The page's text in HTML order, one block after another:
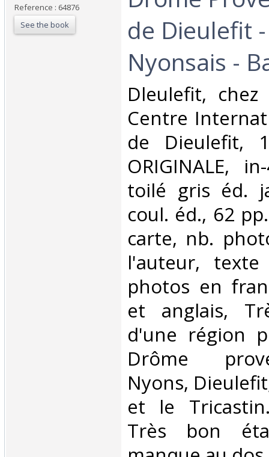
Reference : 64876
See the book
de Dieulefit
Nyonsais -
‎Dleulefit,
Centre
de Dieulefit,
ORIGINALE,
toilé gris éd.
coul. éd., 62
carte, nb.
l'auteur,
photos en
et anglais,
d'une région
Drôme
Nyons,
et le
Très bon